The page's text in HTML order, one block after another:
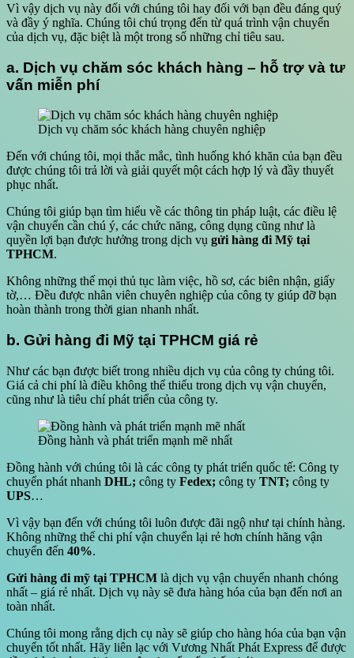
Vì vậy dịch vụ này đối với chúng tôi hay đối với bạn đều đáng quý
và đầy ý nghĩa. Chúng tôi chú trọng đến từ quá trình vận chuyển
của dịch vụ, đặc biệt là một trong số những chỉ tiêu sau.
a. Dịch vụ chăm sóc khách hàng – hỗ trợ và tư
vấn miễn phí
Dịch vụ chăm sóc khách hàng chuyên nghiệp
Đến với chúng tôi, mọi thắc mắc, tình huống khó khăn của bạn đều
được chúng tôi trả lời và giải quyết một cách hợp lý và đầy thuyết
phục nhất.
Chúng tôi giúp bạn tìm hiểu về các thông tin pháp luật, các điều lệ
vận chuyển cần chú ý, các chức năng, công dụng cũng như là
quyền lợi bạn được hưởng trong dịch vụ gửi hàng đi Mỹ tại
TPHCM.
Không những thế mọi thủ tục làm việc, hồ sơ, các biên nhận, giấy
tờ,… Đều được nhân viên chuyên nghiệp của công ty giúp đỡ bạn
hoàn thành trong thời gian nhanh nhất.
b. Gửi hàng đi Mỹ tại TPHCM giá rẻ
Như các bạn được biết trong nhiều dịch vụ của công ty chúng tôi.
Giá cả chi phí là điều không thể thiếu trong dịch vụ vận chuyển,
cũng như là tiêu chí phát triển của công ty.
Đồng hành và phát triển mạnh mẽ nhất
Đồng hành với chúng tôi là các công ty phát triển quốc tế: Công ty
chuyển phát nhanh DHL; công ty Fedex; công ty TNT; công ty
UPS…
Vì vậy bạn đến với chúng tôi luôn được đãi ngộ như tại chính hàng.
Không những thế chi phí vận chuyển lại rẻ hơn chính hãng vận
chuyển đến 40%.
Gửi hàng đi mỹ tại TPHCM là dịch vụ vận chuyển nhanh chóng
nhất – giá rẻ nhất. Dịch vụ này sẽ đưa hàng hóa của bạn đến nơi an
toàn nhất.
Chúng tôi mong rằng dịch cụ này sẽ giúp cho hàng hóa của bạn vận
chuyển tốt nhất. Hãy liên lạc với Vương Nhất Phát Express để được